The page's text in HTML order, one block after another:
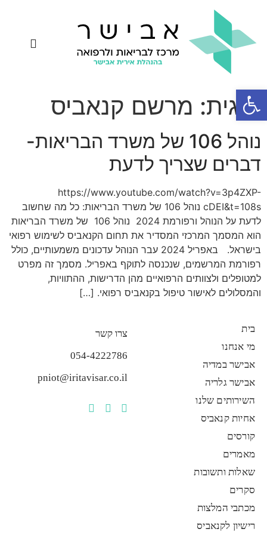
תגית: מרשם קנאביס
נוהל 106 של משרד הבריאות-
דברים שצריך לדעת
https://www.youtube.com/watch?v=3p4ZXP-
cDEI&t=108s נוהל 106 של משרד הבריאות: כל מה שחשוב
לדעת על הנוהל ורפורמת 2024 נוהל 106 של משרד הבריאות
הוא המסמך המרכזי המסדיר את תחום הקנאביס לשימוש רפואי
בישראל. באפריל 2024 עבר הנוהל עדכונים משמעותיים, כולל
רפורמת המרשמים, שנכנסה לתוקף באפריל. מסמך זה מפרט
למטופלים ולצוותים הרפואיים מהן הדרישות, ההתוויות,
והמסלולים לאישור טיפול בקנאביס רפואי. […]
בית
מי אנחנו
אבישר במדיה
אבישר גלריה
השירותים שלנו
אחיות קנאביס
קורסים
מאמרים
שאלות ותשובות
סקרים
מכתבי המלצות
רישיון לקנאביס
צרו קשר
054-4222786
pniot@iritavisar.co.il
פתח סרגל נגישות